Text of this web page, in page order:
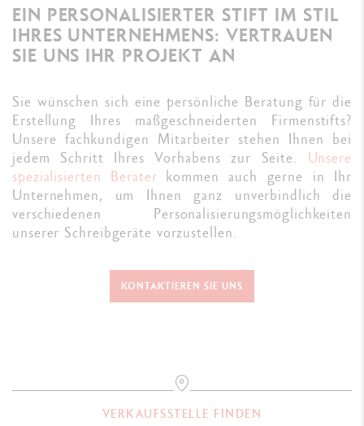
EIN PERSONALISIERTER STIFT IM STIL
IHRES UNTERNEHMENS: VERTRAUEN
SIE UNS IHR PROJEKT AN
Sie wünschen sich eine persönliche Beratung für die
Erstellung Ihres maßgeschneiderten Firmenstifts?
Unsere fachkundigen Mitarbeiter stehen Ihnen bei
jedem Schritt Ihres Vorhabens zur Seite. Unsere
spezialisierten Berater kommen auch gerne in Ihr
Unternehmen, um Ihnen ganz unverbindlich die
verschiedenen Personalisierungsmöglichkeiten
unserer Schreibgeräte vorzustellen.
KONTAKTIEREN SIE UNS
VERKAUFSSTELLE FINDEN